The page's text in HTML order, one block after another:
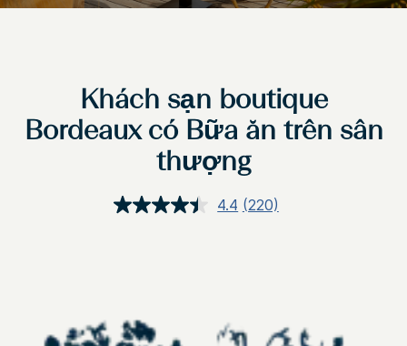
Khách sạn boutique
Bordeaux có Bữa ăn trên sân
thượng
4.4 Đọc
tự.
(220)